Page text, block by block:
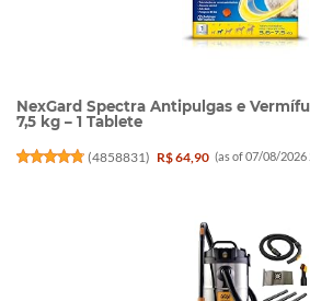
NexGard Spectra Antipulgas e
7,5 kg – 1 Tablete
(4858831) R$ 64,90 (as of 07/08/2026